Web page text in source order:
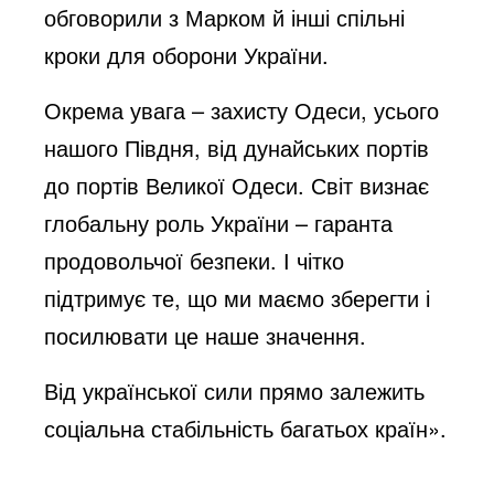
d
e
o
обговорили з Марком й інші спільні
кроки для оборони України.
Окрема увага – захисту Одеси, усього
нашого Півдня, від дунайських портів
до портів Великої Одеси. Світ визнає
глобальну роль України – гаранта
продовольчої безпеки. І чітко
підтримує те, що ми маємо зберегти і
посилювати це наше значення.
Від української сили прямо залежить
соціальна стабільність багатьох країн».